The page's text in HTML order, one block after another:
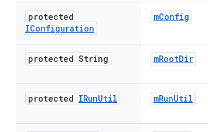
protected
IConfiguration
mConfig
protected String mRootDir
protected IRunUtil mRunUtil